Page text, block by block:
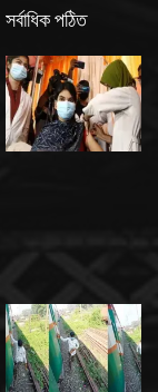
সর্বাধিক পঠিত